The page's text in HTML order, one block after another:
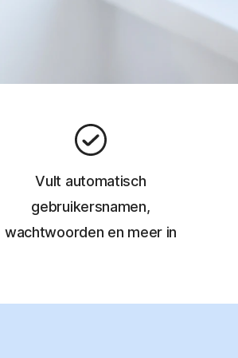
Vult automatisch
gebruikersnamen,
wachtwoorden en meer in